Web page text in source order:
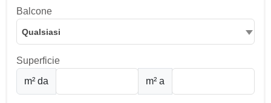
Balcone
Qualsiasi
Superficie
m² da
m² a